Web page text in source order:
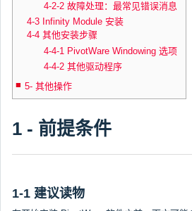
4-2-2 故障处理：最常见错误消息
4-3 Infinity Module 安装
4-4 其他安装步骤
4-4-1 PivotWare Windowing 选项
4-4-2 其他驱动程序
5- 其他操作
1 - 前提条件
1-1 建议读物